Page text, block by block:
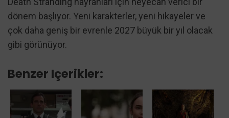
dönem başlıyor. Yeni karakterler, yeni hikayeler ve
çok daha geniş bir evrenle 2027 büyük bir yıl olacak
gibi görünüyor.
Benzer Içerikler: